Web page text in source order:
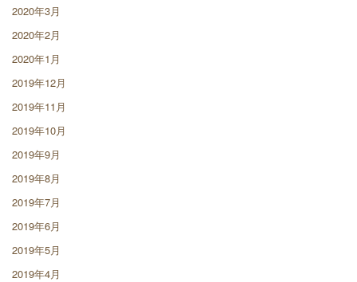
2020年3月
2020年2月
2020年1月
2019年12月
2019年11月
2019年10月
2019年9月
2019年8月
2019年7月
2019年6月
2019年5月
2019年4月